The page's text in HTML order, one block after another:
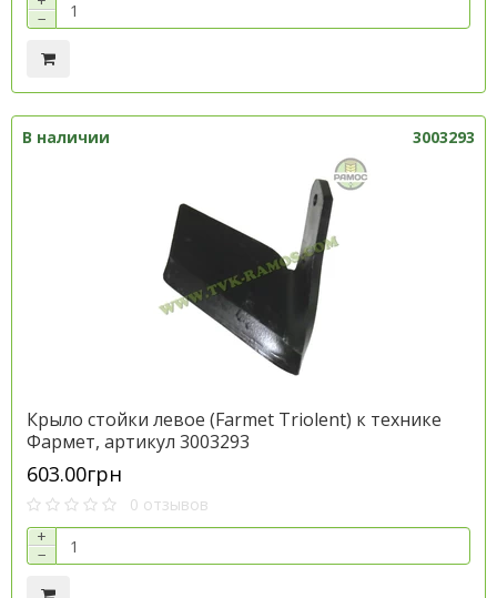
−
В наличии 3003293
Крыло стойки левое (Farmet Trіolent) к технике
Фармет, артикул 3003293
603.00грн
0 отзывов
+
−